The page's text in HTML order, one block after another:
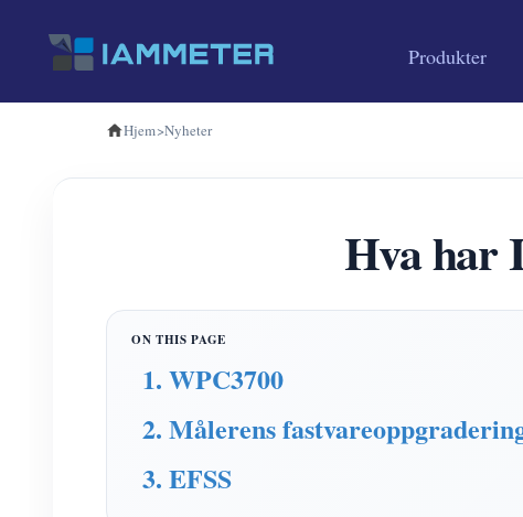
Produkter
Hjem>Nyheter
Hva har
1. WPC3700
2. Målerens
3. EFSS